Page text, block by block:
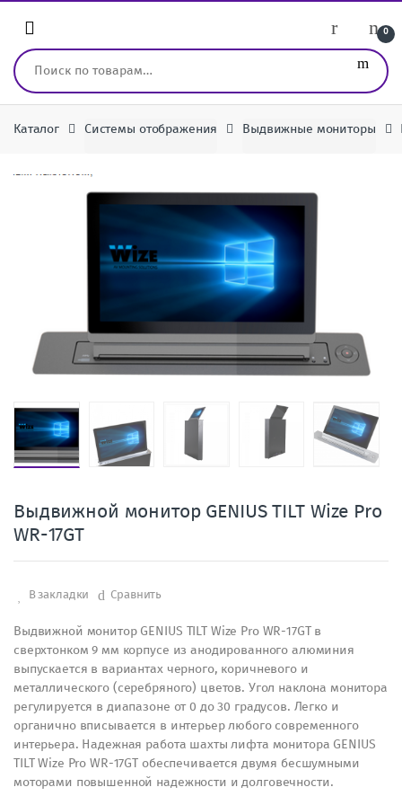
0
Искать:
Каталог Системы отображения Выдвижные мониторы
Выдвижной монитор GENIUS TILT Wize Pro
WR-17GT
В закладки Сравнить
Выдвижной монитор GENIUS TILT Wize Pro WR-17GT в
сверхтонком 9 мм корпусе из анодированного алюминия
выпускается в вариантах черного, коричневого и
металлического (серебряного) цветов. Угол наклона монитора
регулируется в диапазоне от 0 до 30 градусов. Легко и
органично вписывается в интерьер любого современного
интерьера. Надежная работа шахты лифта монитора GENIUS
TILT Wize Pro WR-17GT обеспечивается двумя бесшумными
моторами повышенной надежности и долговечности.